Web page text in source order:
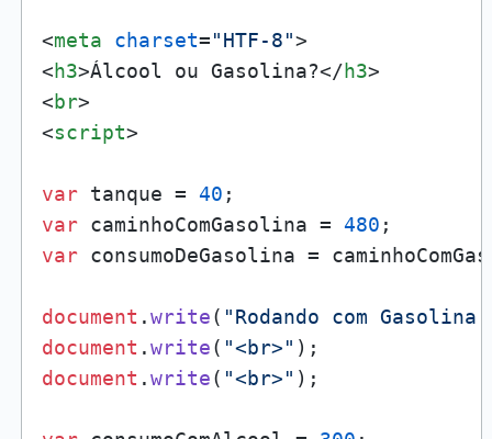
<meta charset="HTF-8">
<h3>Álcool ou Gasolina?</h3>
<br>
<script>
var tanque = 40
var caminhoComGasolina = 480
var consumoDeGasolina =
document .write( "Rodando com
document .write( "<br>"
document .write( "<br>" );